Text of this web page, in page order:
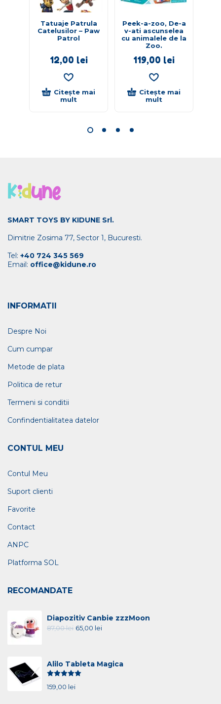
Tatuaje Patrula
Catelusilor – Paw
Patrol
12,00 lei
Citește mai
mult
Peek-a-zoo, De-a
v-ati ascunselea
cu animalele de la
Zoo.
119,00 lei
Citește mai
mult
SMART TOYS BY KIDUNE Srl.
Dimitrie Zosima 77, Sector 1, Bucuresti.
Tel: +40 724 345 569
Email: office@kidune.ro
INFORMATII
Despre Noi
Cum cumpar
Metode de plata
Politica de retur
Termeni si conditii
Confindentialitatea datelor
CONTUL MEU
Contul Meu
Suport clienti
Favorite
Contact
ANPC
Platforma SOL
RECOMANDATE
Diapozitiv Canbie zzzMoon
87,00lei 65,00 lei
Alilo Tableta Magica
159,00 lei